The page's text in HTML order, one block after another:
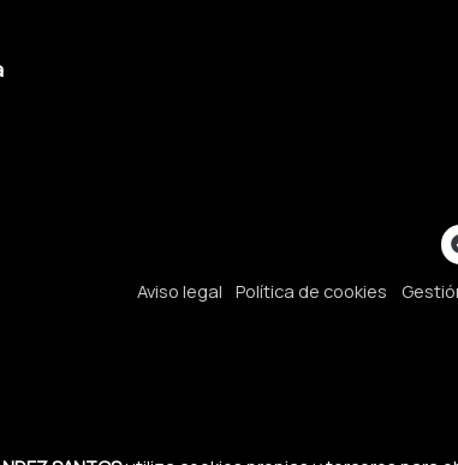
Aviso legal Política de cookies